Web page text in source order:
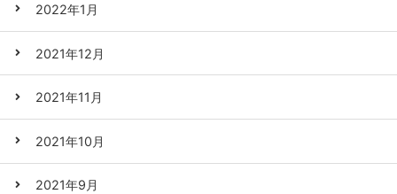
2022年1月
2021年12月
2021年11月
2021年10月
2021年9月